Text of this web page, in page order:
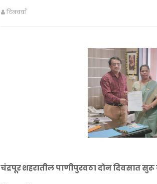
दिनचर्या
चंद्रपूर शहरातील पाणीपुरवठा दोन दिवसात